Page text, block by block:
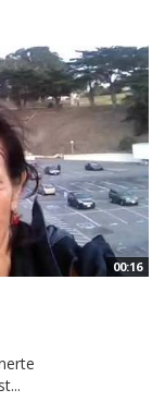
00:16